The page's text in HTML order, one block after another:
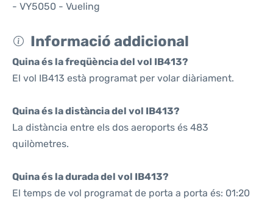
- VY5050 - Vueling
Informació addicional
Quina és la freqüència del vol IB413?
El vol IB413 està programat per volar diàriament.
Quina és la distància del vol IB413?
La distància entre els dos aeroports és 483
quilòmetres.
Quina és la durada del vol IB413?
El temps de vol programat de porta a porta és: 01:20